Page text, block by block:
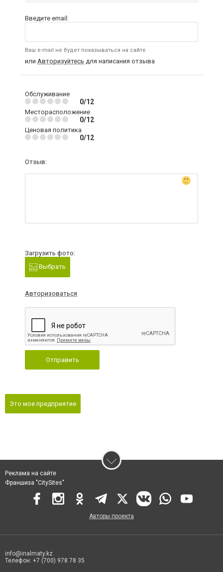
Введите email:
Ваш e-mail не будет показываться на сайте
или Авторизуйтесь для написания отзыва
Обслуживание
0/12
Месторасположение
0/12
Ценовая политика
0/12
Отзыв:
Загрузить фото:
Выбрать
Авторизоваться
Отправить
Это мое предприятие
Реклама на сайте
Франшиза "CitySites"
Авторы проекта
info@inalmaty.kz
Телефон: +7 (700) 978 78 35